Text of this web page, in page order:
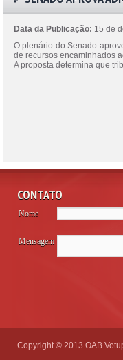
Data da Publicação: 15 de
O plenário do Senado
de recursos encaminhados
A proposta determina que
CONTATO
Nome
Mensagem
Copyright © 2013 OAB